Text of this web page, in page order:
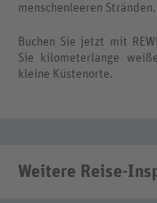
menschenleeren Stränden.
Buchen Sie jetzt mit
Sie kilometerlange
kleine Küstenorte.
Weitere Reise-